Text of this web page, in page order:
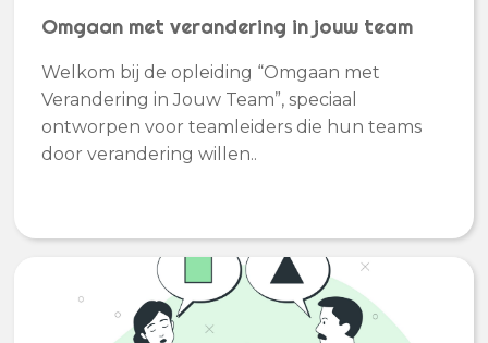
Omgaan met verandering in jouw team
Welkom bij de opleiding “Omgaan met
Verandering in Jouw Team”, speciaal
ontworpen voor teamleiders die hun teams
door verandering willen..